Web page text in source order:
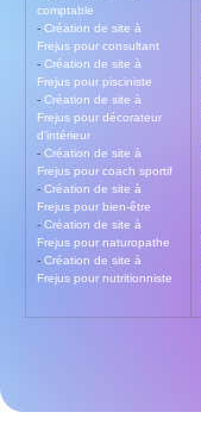
comptable
- Création de site à
Frejus pour consultant
- Création de site à
Frejus pour pisciniste
- Création de site à
Frejus pour décorateur
d’intérieur
- Création de site à
Frejus pour coach sportif
- Création de site à
Frejus pour bien-être
- Création de site à
Frejus pour naturopathe
- Création de site à
Frejus pour nutritionniste